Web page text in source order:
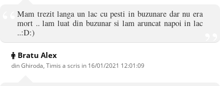
Mam trezit langa un lac cu pesti in buzunare dar nu era
mort .. lam luat din buzunar si lam aruncat napoi in lac
..:D:)
Bratu Alex
din Ghiroda, Timis a scris in 16/01/2021 12:01:09